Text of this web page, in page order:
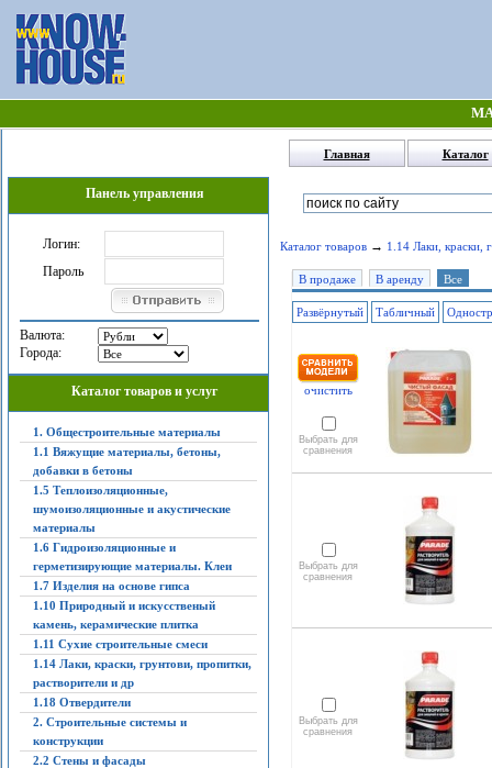
Главная Каталог
Панель управления
Логин:
Пароль
Валюта:
Города:
Каталог товаров и услуг
1. Общестроительные материалы
1.1 Вяжущие материалы, бетоны,
добавки в бетоны
1.5 Теплоизоляционные,
шумоизоляционные и акустические
материалы
1.6 Гидроизоляционные и
герметизирующие материалы. Клеи
1.7 Изделия на основе гипса
1.10 Природный и искусственый
камень, керамические плитка
1.11 Сухие строительные смеси
1.14 Лаки, краски, грунтови, пропитки,
растворители и др
1.18 Отвердители
2. Строительные системы и
конструкции
2.2 Стены и фасады
Каталог товаров→ 1.14 Лаки, краски,
В продаже В аренду Все
Развёрнутый Табличный
очистить
Выбрать для
сравнения
Выбрать для
сравнения
Выбрать для
сравнения